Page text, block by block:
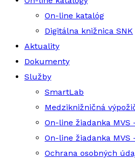
On-line katalóg
Digitálna knižnica SNK
Aktuality
Dokumenty
Služby
SmartLab
Medziknižničná
On-line žiadanka MVS
On-line žiadanka MVS
Ochrana osobných